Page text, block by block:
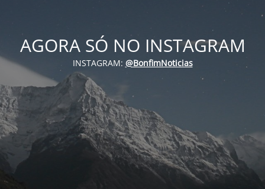
AGORA SÓ NO INSTAGRAM
INSTAGRAM: @BonfimNoticias